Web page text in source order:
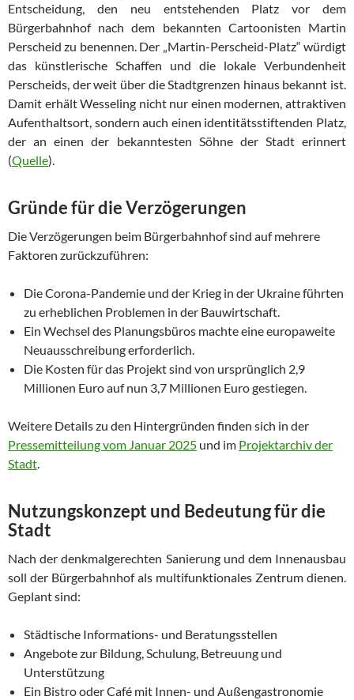
Entscheidung, den neu entstehenden Platz vor dem
Bürgerbahnhof nach dem bekannten Cartoonisten Martin
Perscheid zu benennen. Der „Martin-Perscheid-Platz“ würdigt
das künstlerische Schaffen und die lokale Verbundenheit
Perscheids, der weit über die Stadtgrenzen hinaus bekannt ist.
Damit erhält Wesseling nicht nur einen modernen, attraktiven
Aufenthaltsort, sondern auch einen identitätsstiftenden Platz,
der an einen der bekanntesten Söhne der Stadt erinnert
(Quelle).
Gründe für die Verzögerungen
Die Verzögerungen beim Bürgerbahnhof sind auf mehrere
Faktoren zurückzuführen:
Die Corona-Pandemie und der Krieg in der Ukraine führten
zu erheblichen Problemen in der Bauwirtschaft.
Ein Wechsel des Planungsbüros machte eine europaweite
Neuausschreibung erforderlich.
Die Kosten für das Projekt sind von ursprünglich 2,9
Millionen Euro auf nun 3,7 Millionen Euro gestiegen.
Weitere Details zu den Hintergründen finden sich in der
Pressemitteilung vom Januar 2025 und im Projektarchiv der
Stadt.
Nutzungskonzept und Bedeutung für die
Stadt
Nach der denkmalgerechten Sanierung und dem Innenausbau
soll der Bürgerbahnhof als multifunktionales Zentrum dienen.
Geplant sind:
Städtische Informations- und Beratungsstellen
Angebote zur Bildung, Schulung, Betreuung und
Unterstützung
Ein Bistro oder Café mit Innen- und Außengastronomie